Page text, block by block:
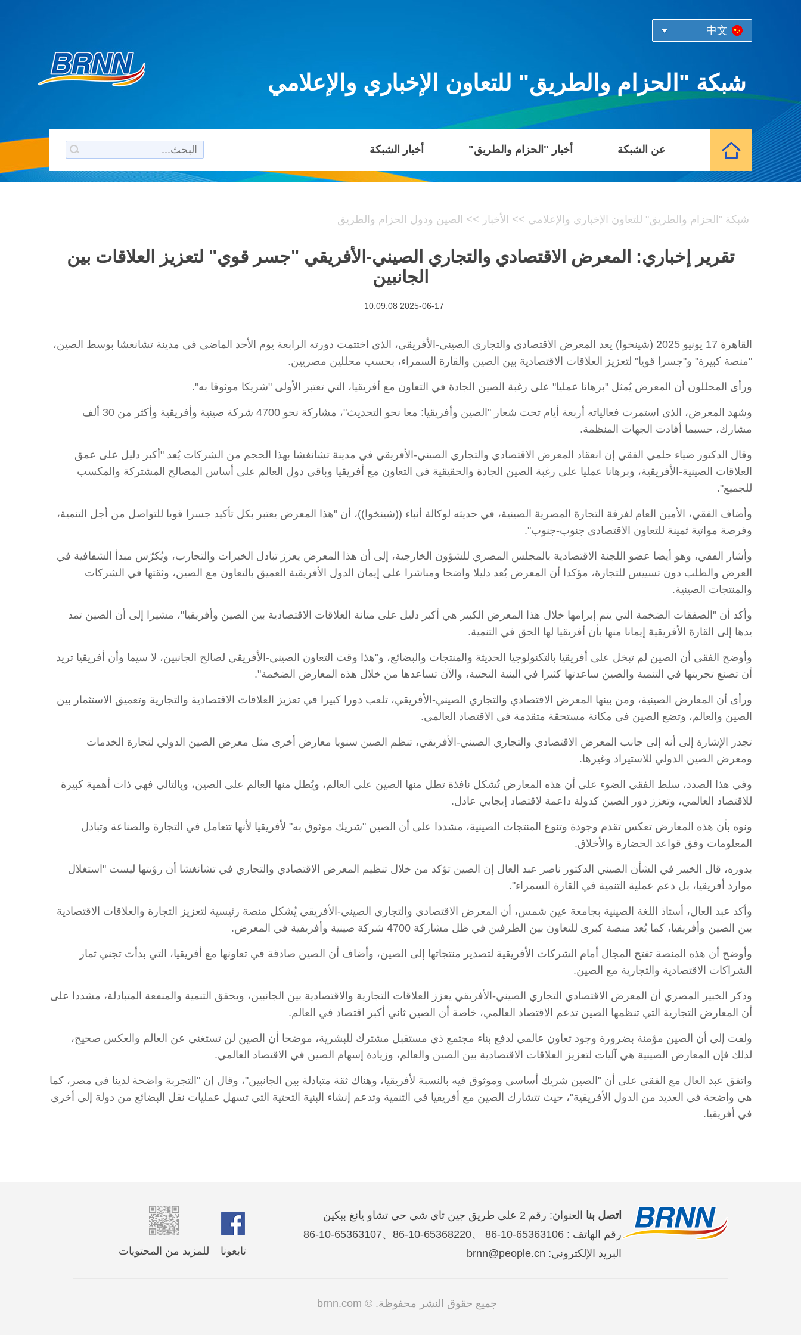
中文
شبكة "الحزام والطريق" للتعاون الإخباري والإعلامي
عن الشبكة أخبار "الحزام والطريق" أخبار الشبكة
شبكة "الحزام والطريق" للتعاون الإخباري والإعلامي >> الأخبار >> الصين ودول الحزام والطريق
تقرير إخباري: المعرض الاقتصادي والتجاري الصيني-الأفريقي "جسر قوي" لتعزيز العلاقات بين
الجانبين
2025-06-17 10:09:08
القاهرة 17 يونيو 2025 (شينخوا) يعد المعرض الاقتصادي والتجاري الصيني-الأفريقي، الذي اختتمت دورته الرابعة يوم الأحد الماضي في مدينة تشانغشا بوسط الصين،
"منصة كبيرة" و"جسرا قويا" لتعزيز العلاقات الاقتصادية بين الصين والقارة السمراء، بحسب محللين مصريين.
ورأى المحللون أن المعرض يُمثل "برهانا عمليا" على رغبة الصين الجادة في التعاون مع أفريقيا، التي تعتبر الأولى "شريكا موثوقا به".
وشهد المعرض، الذي استمرت فعالياته أربعة أيام تحت شعار "الصين وأفريقيا: معا نحو التحديث"، مشاركة نحو 4700 شركة صينية وأفريقية وأكثر من 30 ألف
مشارك، حسبما أفادت الجهات المنظمة.
وقال الدكتور ضياء حلمي الفقي إن انعقاد المعرض الاقتصادي والتجاري الصيني-الأفريقي في مدينة تشانغشا بهذا الحجم من الشركات يُعد "أكبر دليل على عمق
العلاقات الصينية-الأفريقية، وبرهانا عمليا على رغبة الصين الجادة والحقيقية في التعاون مع أفريقيا وباقي دول العالم على أساس المصالح المشتركة والمكسب
للجميع".
وأضاف الفقي، الأمين العام لغرفة التجارة المصرية الصينية، في حديثه لوكالة أنباء ((شينخوا))، أن "هذا المعرض يعتبر بكل تأكيد جسرا قويا للتواصل من أجل التنمية،
وفرصة مواتية ثمينة للتعاون الاقتصادي جنوب-جنوب".
وأشار الفقي، وهو أيضا عضو اللجنة الاقتصادية بالمجلس المصري للشؤون الخارجية، إلى أن هذا المعرض يعزز تبادل الخبرات والتجارب، ويُكرّس مبدأ الشفافية في
العرض والطلب دون تسييس للتجارة، مؤكدا أن المعرض يُعد دليلا واضحا ومباشرا على إيمان الدول الأفريقية العميق بالتعاون مع الصين، وثقتها في الشركات
والمنتجات الصينية.
وأكد أن "الصفقات الضخمة التي يتم إبرامها خلال هذا المعرض الكبير هي أكبر دليل على متانة العلاقات الاقتصادية بين الصين وأفريقيا"، مشيرا إلى أن الصين تمد
يدها إلى القارة الأفريقية إيمانا منها بأن أفريقيا لها الحق في التنمية.
وأوضح الفقي أن الصين لم تبخل على أفريقيا بالتكنولوجيا الحديثة والمنتجات والبضائع، و"هذا وقت التعاون الصيني-الأفريقي لصالح الجانبين، لا سيما وأن أفريقيا تريد
أن تصنع تجربتها في التنمية والصين ساعدتها كثيرا في البنية التحتية، والآن تساعدها من خلال هذه المعارض الضخمة".
ورأى أن المعارض الصينية، ومن بينها المعرض الاقتصادي والتجاري الصيني-الأفريقي، تلعب دورا كبيرا في تعزيز العلاقات الاقتصادية والتجارية وتعميق الاستثمار بين
الصين والعالم، وتضع الصين في مكانة مستحقة متقدمة في الاقتصاد العالمي.
تجدر الإشارة إلى أنه إلى جانب المعرض الاقتصادي والتجاري الصيني-الأفريقي، تنظم الصين سنويا معارض أخرى مثل معرض الصين الدولي لتجارة الخدمات
ومعرض الصين الدولي للاستيراد وغيرها.
وفي هذا الصدد، سلط الفقي الضوء على أن هذه المعارض تُشكل نافذة تطل منها الصين على العالم، ويُطل منها العالم على الصين، وبالتالي فهي ذات أهمية كبيرة
للاقتصاد العالمي، وتعزز دور الصين كدولة داعمة لاقتصاد إيجابي عادل.
ونوه بأن هذه المعارض تعكس تقدم وجودة وتنوع المنتجات الصينية، مشددا على أن الصين "شريك موثوق به" لأفريقيا لأنها تتعامل في التجارة والصناعة وتبادل
المعلومات وفق قواعد الحضارة والأخلاق.
بدوره، قال الخبير في الشأن الصيني الدكتور ناصر عبد العال إن الصين تؤكد من خلال تنظيم المعرض الاقتصادي والتجاري في تشانغشا أن رؤيتها ليست "استغلال
موارد أفريقيا، بل دعم عملية التنمية في القارة السمراء".
وأكد عبد العال، أستاذ اللغة الصينية بجامعة عين شمس، أن المعرض الاقتصادي والتجاري الصيني-الأفريقي يُشكل منصة رئيسية لتعزيز التجارة والعلاقات الاقتصادية
بين الصين وأفريقيا، كما يُعد منصة كبرى للتعاون بين الطرفين في ظل مشاركة 4700 شركة صينية وأفريقية في المعرض.
وأوضح أن هذه المنصة تفتح المجال أمام الشركات الأفريقية لتصدير منتجاتها إلى الصين، وأضاف أن الصين صادقة في تعاونها مع أفريقيا، التي بدأت تجني ثمار
الشراكات الاقتصادية والتجارية مع الصين.
وذكر الخبير المصري أن المعرض الاقتصادي التجاري الصيني-الأفريقي يعزز العلاقات التجارية والاقتصادية بين الجانبين، ويحقق التنمية والمنفعة المتبادلة، مشددا على
أن المعارض التجارية التي تنظمها الصين تدعم الاقتصاد العالمي، خاصة أن الصين ثاني أكبر اقتصاد في العالم.
ولفت إلى أن الصين مؤمنة بضرورة وجود تعاون عالمي لدفع بناء مجتمع ذي مستقبل مشترك للبشرية، موضحا أن الصين لن تستغني عن العالم والعكس صحيح،
لذلك فإن المعارض الصينية هي آليات لتعزيز العلاقات الاقتصادية بين الصين والعالم، وزيادة إسهام الصين في الاقتصاد العالمي.
واتفق عبد العال مع الفقي على أن "الصين شريك أساسي وموثوق فيه بالنسبة لأفريقيا، وهناك ثقة متبادلة بين الجانبين"، وقال إن "التجربة واضحة لدينا في مصر، كما
هي واضحة في العديد من الدول الأفريقية"، حيث تتشارك الصين مع أفريقيا في التنمية وتدعم إنشاء البنية التحتية التي تسهل عمليات نقل البضائع من دولة إلى أخرى
في أفريقيا.
اتصل بنا العنوان: رقم 2 على طريق جين تاي شي حي تشاو يانغ ببكين
رقم الهاتف : 65363106-10-86 、65368220-10-86、65363107-10-86
البريد الإلكتروني: brnn@people.cn
تابعونا للمزيد من المحتويات
جميع حقوق النشر محفوظة. © brnn.com